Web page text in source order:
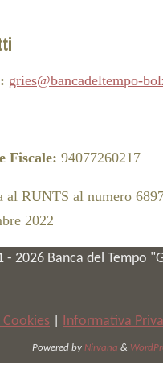
gries@bancadeltempo-
Fiscale: 94077260217
al RUNTS al numero
2022
- 2026Banca del Tempo
Informativa
Powered by Nirvana &